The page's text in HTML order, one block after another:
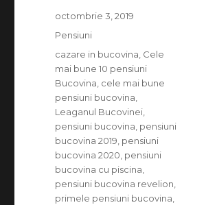
Publicat
pe
octombrie 3, 2019
Categorii
Pensiuni
Etichete
cazare in bucovina, Cele
mai bune 10 pensiuni
Bucovina, cele mai bune
pensiuni bucovina,
Leaganul Bucovinei,
pensiuni bucovina, pensiuni
bucovina 2019, pensiuni
bucovina 2020, pensiuni
bucovina cu piscina,
pensiuni bucovina revelion,
primele pensiuni bucovina,